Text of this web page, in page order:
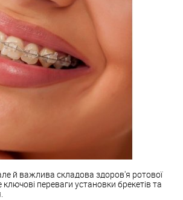
й важлива складова здоров'я ротової
переваги установки брекетів та